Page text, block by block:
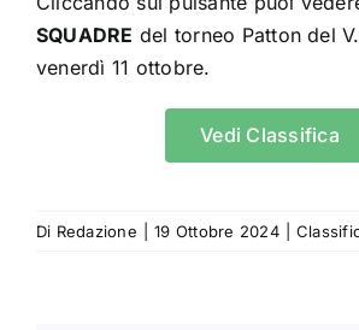
SQUADRE del torneo Patton del
venerdì 11 ottobre.
Vedi Classifica
Di Redazione 19 Ottobre 2024